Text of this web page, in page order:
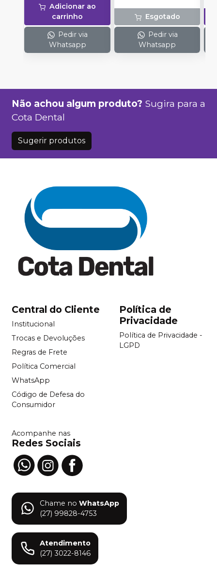
Adicionar ao
carrinho
Pedir via
Whatsapp
Esgotado
Pedir via
Whatsapp
Não achou algum produto? Sugira para a
Cota Dental
Sugerir produtos
Central do Cliente
Institucional
Trocas e Devoluções
Regras de Frete
Política Comercial
WhatsApp
Código de Defesa do
Consumidor
Política de
Privacidade
Política de Privacidade -
LGPD
Acompanhe nas
Redes Sociais
Chame no WhatsApp
(27) 99828-4753
Atendimento
(27) 3022-8146